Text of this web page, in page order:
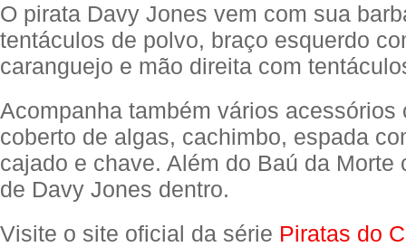
O pirata Davy Jones vem com sua
tentáculos de polvo, braço esquerdo
caranguejo e mão direita com
Acompanha também vários acessórios
coberto de algas, cachimbo, espada
cajado e chave. Além do Baú da Morte
de Davy Jones dentro.
Visite o site oficial da série Piratas do